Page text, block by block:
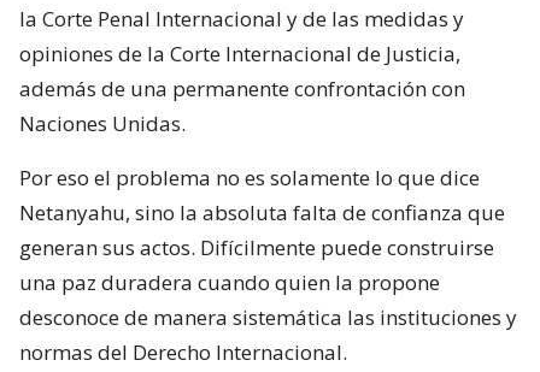
la Corte Penal Internacional y de las medidas y
opiniones de la Corte Internacional de Justicia,
además de una permanente confrontación con
Naciones Unidas.
Por eso el problema no es solamente lo que dice
Netanyahu, sino la absoluta falta de confianza que
generan sus actos. Difícilmente puede construirse
una paz duradera cuando quien la propone
desconoce de manera sistemática las instituciones y
normas del Derecho Internacional.